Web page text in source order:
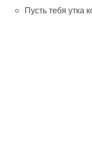
Пусть тебя утка